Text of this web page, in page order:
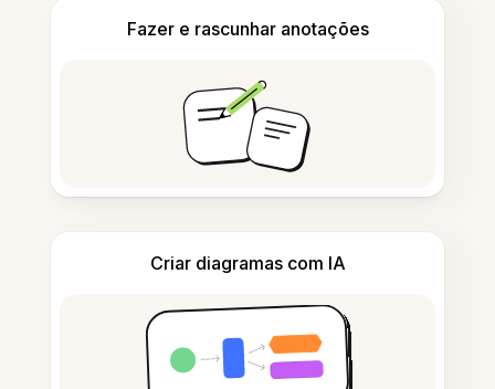
Fazer e rascunhar anotações
Criar diagramas com IA